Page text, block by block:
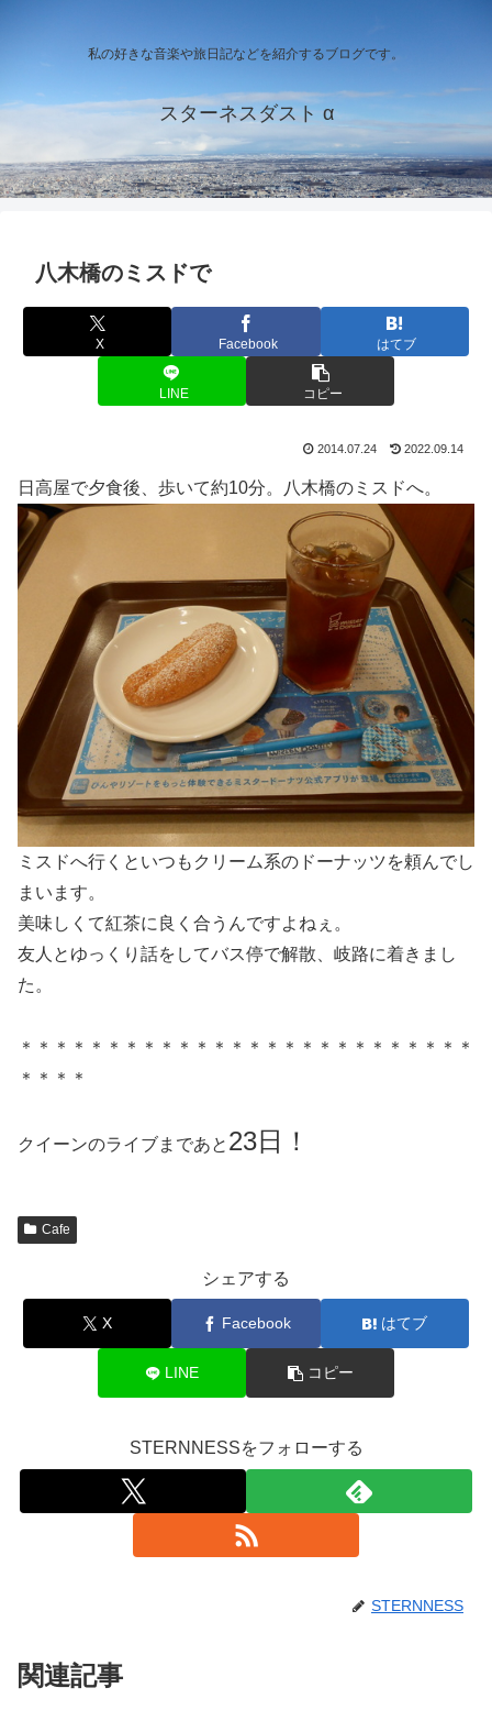
私の好きな音楽や旅日記などを紹介するブログです。
スターネスダスト α
八木橋のミスドで
X Facebook はてブ
LINE コピー
2014.07.24 2022.09.14
日高屋で夕食後、歩いて約10分。八木橋のミスドへ。
ミスドへ行くといつもクリーム系のドーナッツを頼んでし
まいます。
美味しくて紅茶に良く合うんですよねぇ。
友人とゆっくり話をしてバス停で解散、岐路に着きまし
た。
＊＊＊＊＊＊＊＊＊＊＊＊＊＊＊＊＊＊＊＊＊＊＊＊＊＊
＊＊＊＊
クイーンのライブまであと 23日！
Cafe
シェアする
X Facebook はてブ
LINE コピー
STERNNESSをフォローする
STERNNESS
関連記事